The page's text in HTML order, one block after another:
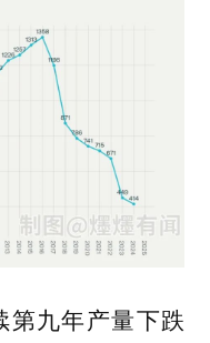
第九年产量下跌